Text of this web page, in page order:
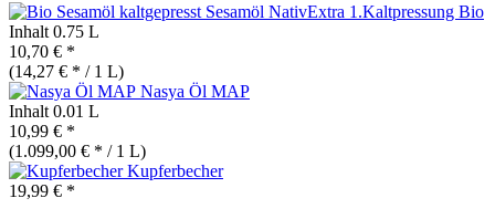
Sesamöl NativExtra 1.Kaltpressung Bio
Inhalt 0.75 L
10,70 € *
(14,27 € * / 1 L)
Nasya Öl MAP
Inhalt 0.01 L
10,99 € *
(1.099,00 € * / 1 L)
Kupferbecher
19,99 € *